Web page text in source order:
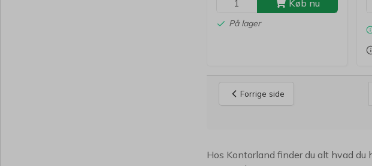
Køb nu
På lager
Forrige side
Hos Kontorland finder du alt hvad